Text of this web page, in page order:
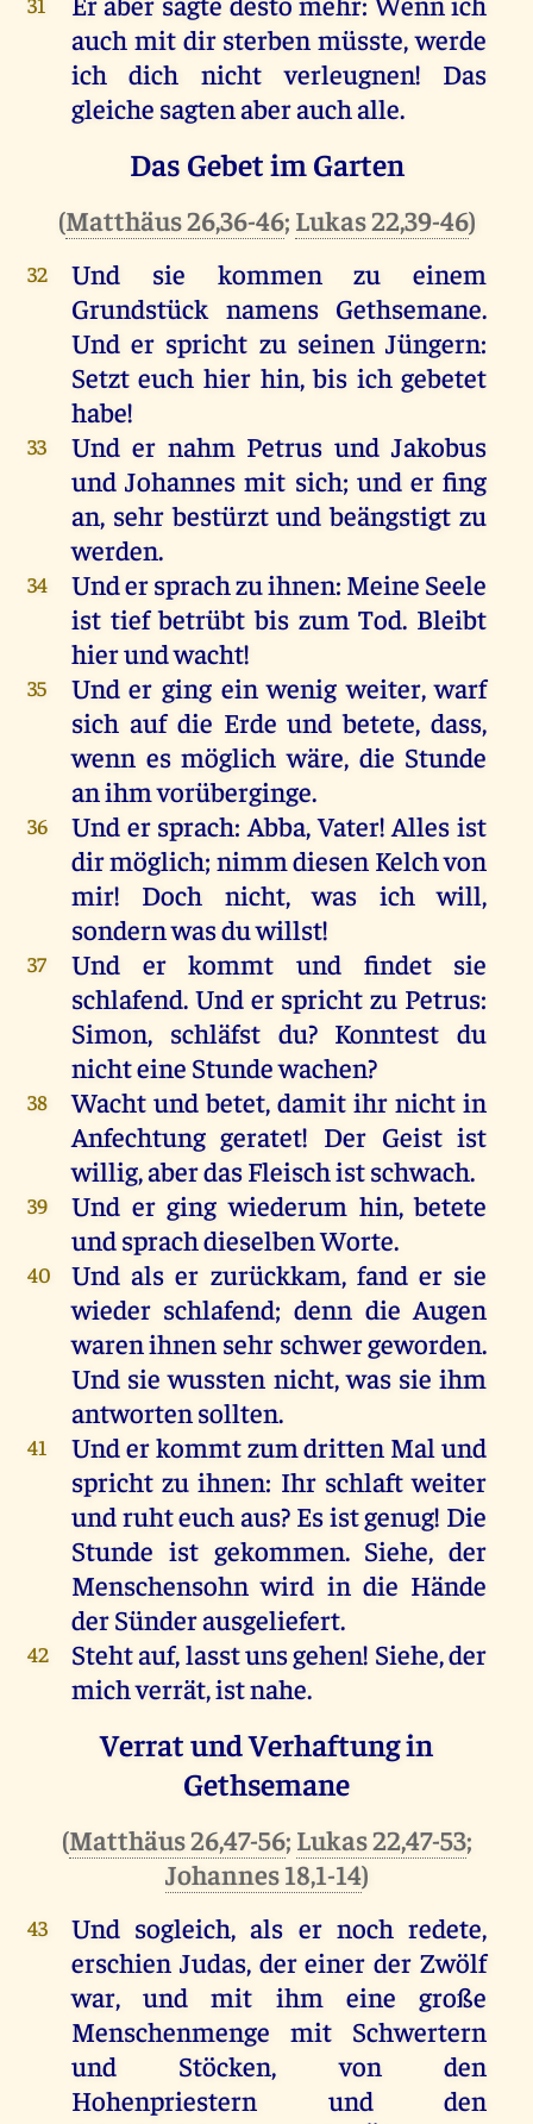
auch mit dir sterben müsste,werde
ich
dich nicht verleugnen! Das
gleiche sagtenaberauchalle.
Das Gebet im Garten
(Matthäus 26,36-46; Lukas 22,39-46)
32 Und sie kommen zu
einem
Grundstück namens Gethsemane.
Und er spricht zu seinen Jüngern:
Setzt euch hier hin,bis ich gebetet
habe!
33 Und er nahm Petrus und Jakobus
und Johannes mit sich; und er fing
an, sehr bestürzt und beängstigtzu
werden.
34 Undersprachzuihnen: Meine Seele
ist tief betrübt bis zum Tod. Bleibt
hierundwacht!
35 Und er ging ein wenig weiter,warf
sich auf die Erde und betete, dass,
wenn es möglich wäre, die Stunde
anihmvorüberginge.
36 Und er sprach:Abba,Vater!Alles ist
dirmöglich; nimmdiesen Kelchvon
mir! Doch nicht,was ich will,
sondernwasduwillst!
37 Und er kommt und findet
sie
schlafend. Und er spricht zu Petrus:
Simon, schläfst du? Konntest du
nichteine Stundewachen?
38 Wacht und betet,damit ihr nicht in
Anfechtunggeratet! Der Geist ist
willig,aberdasFleischistschwach.
39 Und er ging wiederum hin,betete
undsprachdieselbenWorte.
40 Und als er zurückkam, fand er sie
wieder schlafend; denn die Augen
warenihnen sehr schwergeworden.
Und sie wussten nicht,was sie ihm
antwortensollten.
41 Underkommtzumdritten Mal und
spricht zu ihnen: Ihr schlaft weiter
undruhteuchaus? Esistgenug! Die
Stunde ist gekommen. Siehe,der
Menschensohn wird in die Hände
derSünderausgeliefert.
42 Stehtauf, lasstunsgehen! Siehe,der
michverrät,istnahe.
Verrat und Verhaftung in
Gethsemane
(Matthäus 26,47-56; Lukas 22,47-53;
Johannes 18,1-14)
43 Undsogleich,als er noch redete,
erschien Judas, der einer der Zwölf
war,und mit ihm eine
große
Menschenmenge mit
Schwertern
undStöcken,von
den
Hohenpriestern
und
den